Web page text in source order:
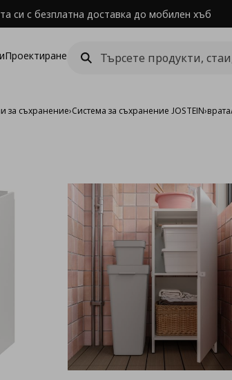
си с безплатна доставка до мобилен хъб
Проектиране
за съхранение›Система за съхранение JOSTEIN›